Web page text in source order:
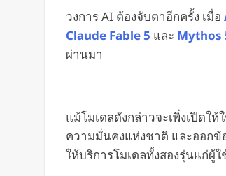
วงการ AI ต้องจับตาอีกครั้ง เมื่อ
Claude Fable 5 และ Mythos
ผ่านมา
แม้โมเดลดังกล่าวจะเพิ่งเปิดใ
ความมั่นคงแห่งชาติ และออกข้
ให้บริการโมเดลทั้งสองรุ่นแก่ผู้